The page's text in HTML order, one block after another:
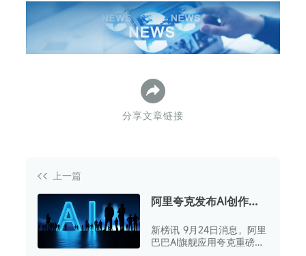
分享文章链接
上一篇
阿里夸克发布AI创作平
步视频生成
新榜讯 9月24日消息，阿里
巴巴AI旗舰应用夸克重磅推